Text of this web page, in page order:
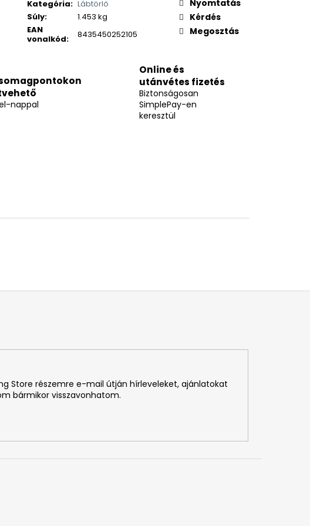
Kategória: Lábtörlő
Súly:
1.453 kg
EAN
vonalkód: 8435450252105
Nyomtatás
Kérdés
Megosztás
nappal
Online és
utánvétes fizetés
Biztonságosan
SimplePay-en
keresztül
Store részemre e-mail útján hírleveleket, ajánlatokat
bármikor visszavonhatom.